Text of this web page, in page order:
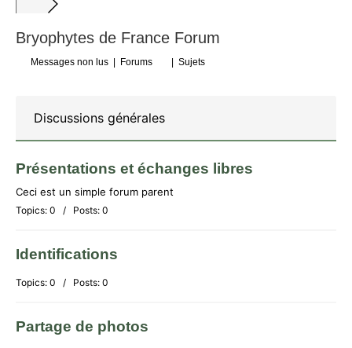
Bryophytes de France Forum
Messages non lus Forums Sujets
Discussions générales
Présentations et échanges libres
Ceci est un simple forum parent
Topics: 0 / Posts: 0
Identifications
Topics: 0 / Posts: 0
Partage de photos